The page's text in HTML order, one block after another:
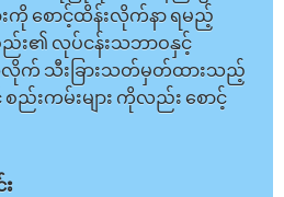
းကို စောင့်ထိန်းလိုက်နာ ရမည့်
ည်း၏ လုပ်ငန်းသဘာဝနှင့်
လိုက် သီးခြားသတ်မှတ်ထားသည့်
ည်းကမ်းများ ကိုလည်း စောင့်